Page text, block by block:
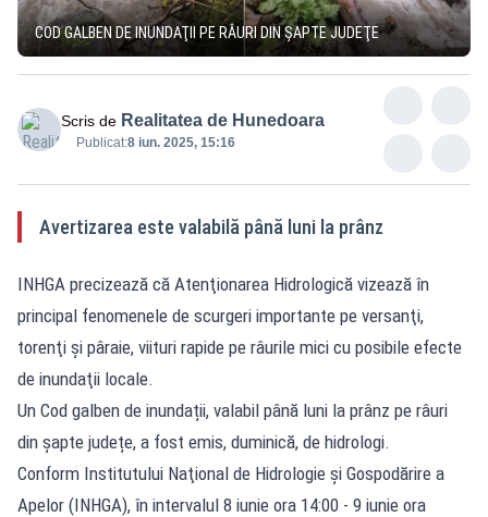
COD GALBEN DE INUNDAŢII PE RÂURI DIN ŞAPTE JUDEŢE
Scris de Realitatea de Hunedoara
Publicat:8 iun. 2025, 15:16
Avertizarea este valabilă până luni la prânz
INHGA precizează că Atenţionarea Hidrologică vizează în
principal fenomenele de scurgeri importante pe versanţi,
torenţi şi pâraie, viituri rapide pe râurile mici cu posibile efecte
de inundaţii locale.
Un Cod galben de inundații, valabil până luni la prânz pe râuri
din șapte județe, a fost emis, duminică, de hidrologi.
Conform Institutului Naţional de Hidrologie şi Gospodărire a
Apelor (INHGA), în intervalul 8 iunie ora 14:00 - 9 iunie ora